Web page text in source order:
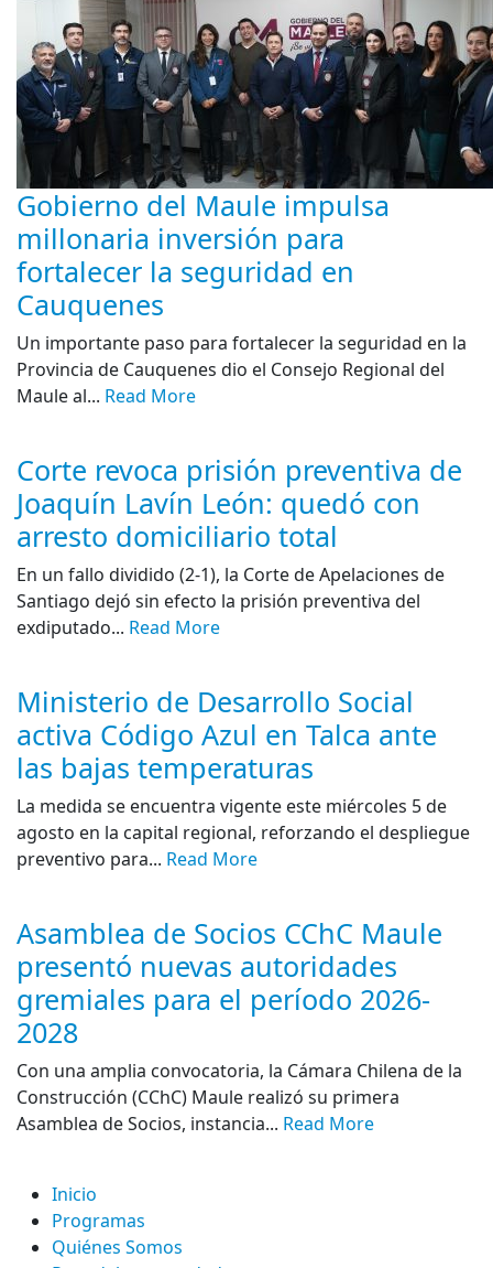
Gobierno del Maule impulsa
millonaria inversión para
fortalecer la seguridad en
Cauquenes
Un importante paso para fortalecer la seguridad en la
Provincia de Cauquenes dio el Consejo Regional del
Maule al... Read More
Corte revoca prisión preventiva de
Joaquín Lavín León: quedó con
arresto domiciliario total
En un fallo dividido (2-1), la Corte de Apelaciones de
Santiago dejó sin efecto la prisión preventiva del
exdiputado... Read More
Ministerio de Desarrollo Social
activa Código Azul en Talca ante
las bajas temperaturas
La medida se encuentra vigente este miércoles 5 de
agosto en la capital regional, reforzando el despliegue
preventivo para... Read More
Asamblea de Socios CChC Maule
presentó nuevas autoridades
gremiales para el período 2026-
2028
Con una amplia convocatoria, la Cámara Chilena de la
Construcción (CChC) Maule realizó su primera
Asamblea de Socios, instancia... Read More
Inicio
Programas
Quiénes Somos